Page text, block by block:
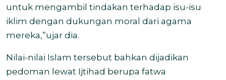
untuk mengambil tindakan terhadap isu-isu
iklim dengan dukungan moral dari agama
mereka,”ujar dia.
Nilai-nilai Islam tersebut bahkan dijadikan
pedoman lewat Ijtihad berupa fatwa